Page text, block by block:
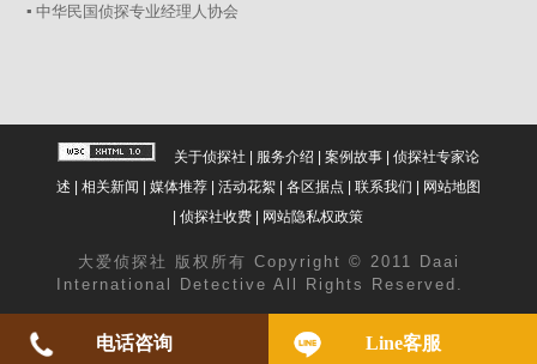
▪ 中华民国侦探专业经理人协会
关于侦探社 服务介绍 案例故事| 侦探社专家论
述
相关新闻 媒体推荐| 活动花絮| 各区据点 联系我们
网站地图
|侦探社收费 网站隐私权政策
大爱 侦探社
版权所有 Copyright © 2011 Daai
International Detective All Rights Reserved.
电话咨询 Line客服